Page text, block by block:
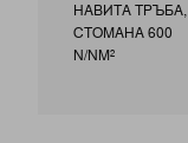
НАВИТА ТРЪБА,
СТОМАНА 600
N/NM²